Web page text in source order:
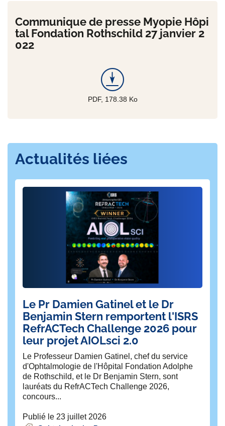
Communique de presse Myopie Hôpi
tal Fondation Rothschild 27 janvier 2
022
PDF, 178.38 Ko
Actualités liées
Le Pr Damien Gatinel et le Dr
Benjamin Stern remportent l'ISRS
RefrACTech Challenge 2026 pour
leur projet AIOLsci 2.0
Le Professeur Damien Gatinel, chef du service
d'Ophtalmologie de l'Hôpital Fondation Adolphe
de Rothschild, et le Dr Benjamin Stern, sont
lauréats du RefrACTech Challenge 2026,
concours...
Publié le 23 juillet 2026